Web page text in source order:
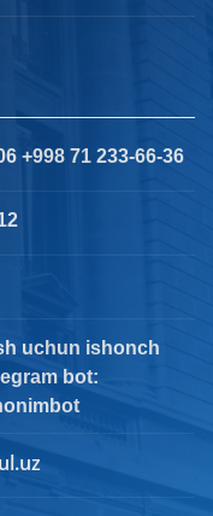
+998 71 233-66-36
uchun ishonch
bot: